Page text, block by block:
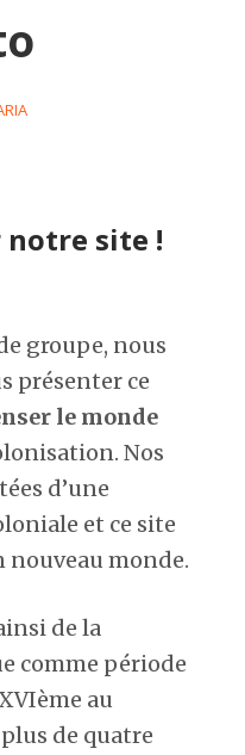
notre site !
groupe, nous
présenter ce
le monde
Nos
d’une
et ce site
nouveau monde.
de la
comme période
au
de quatre